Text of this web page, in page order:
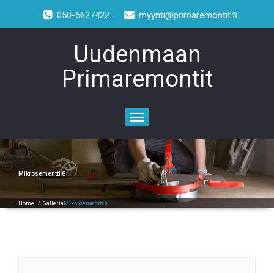
050-5627422 myynti@primaremontit.fi
Uudenmaan
Primaremontit
Toggle
navigation
Mikrosementti 8
Home / Galleria Mikrosementti 8